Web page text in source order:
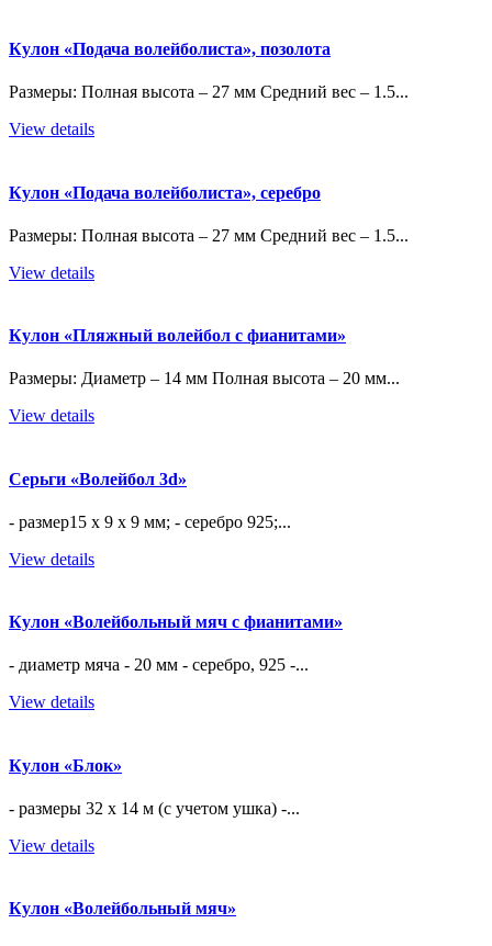
Кулон «Подача волейболиста», позолота
Размеры: Полная высота – 27 мм Средний вес – 1.5...
View details
Кулон «Подача волейболиста», серебро
Размеры: Полная высота – 27 мм Средний вес – 1.5...
View details
Кулон «Пляжный волейбол с фианитами»
Размеры: Диаметр – 14 мм Полная высота – 20 мм...
View details
Серьги «Волейбол 3d»
- размер15 х 9 х 9 мм; - серебро 925;...
View details
Кулон «Волейбольный мяч с фианитами»
- диаметр мяча - 20 мм - серебро, 925 -...
View details
Кулон «Блок»
- размеры 32 х 14 м (с учетом ушка) -...
View details
Кулон «Волейбольный мяч»